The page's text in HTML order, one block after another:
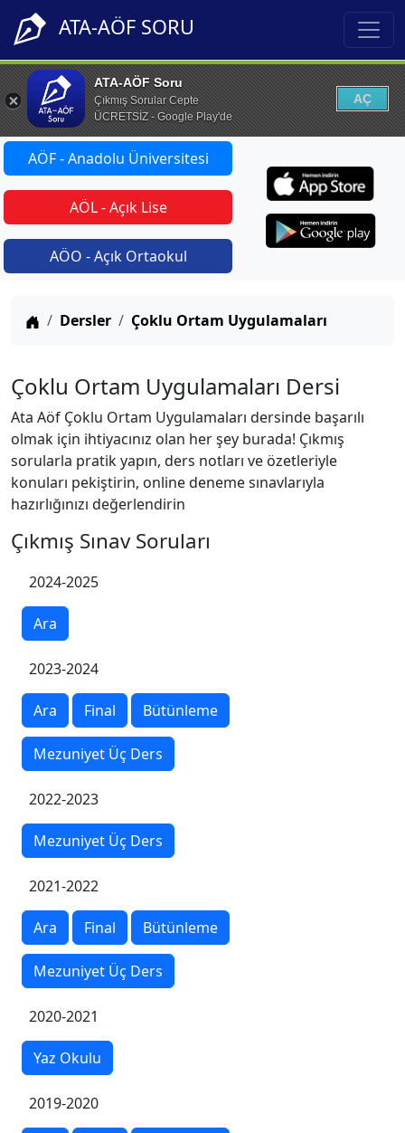
ATA-AÖF SORU
ATA-AÖF Soru
Çıkmış Sorular Cepte
ÜCRETSİZ - Google Play'de
AÇ
AÖF - Anadolu Üniversitesi
AÖL - Açık Lise
AÖO - Açık Ortaokul
Anasayfa
Dersler Çoklu Ortam Uygulamaları
Çoklu Ortam Uygulamaları Dersi
Ata Aöf Çoklu Ortam Uygulamaları dersinde başarılı
olmak için ihtiyacınız olan her şey burada! Çıkmış
sorularla pratik yapın, ders notları ve özetleriyle
konuları pekiştirin, online deneme sınavlarıyla
hazırlığınızı değerlendirin
Çıkmış Sınav Soruları
2024-2025
Ara
2023-2024
Ara Final Bütünleme
Mezuniyet Üç Ders
2022-2023
Mezuniyet Üç Ders
2021-2022
Ara Final Bütünleme
Mezuniyet Üç Ders
2020-2021
Yaz Okulu
2019-2020